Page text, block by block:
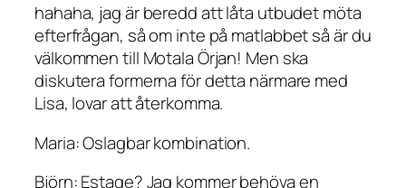
hahaha, jag är beredd att låta utbudet möta
efterfrågan, så om inte på matlabbet så är du
välkommen till Motala Örjan! Men ska
diskutera formerna för detta närmare med
Lisa, lovar att återkomma.
Maria: Oslagbar kombination.
Björn: Estage? Jag kommer behöva en